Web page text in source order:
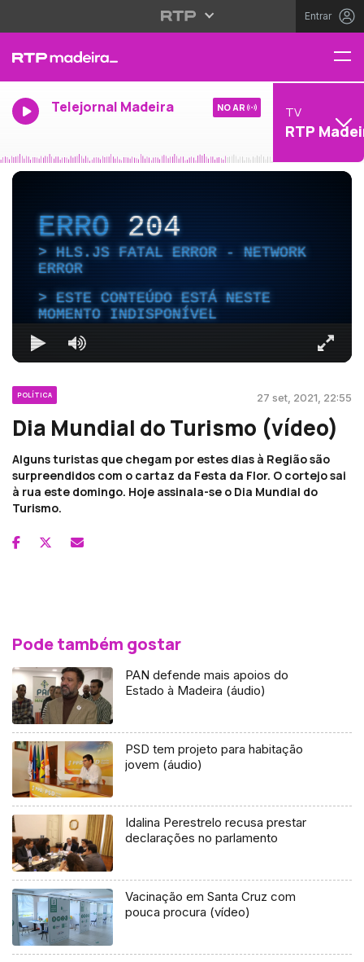
Entrar
Telejornal Madeira NO AR TV
RTP
ERRO204
HLS.JS FATAL ERROR - NETWORK
ERROR
ESTE CONTEÚDO ESTÁ NESTE
MOMENTO INDISPONÍVEL
POLÍTICA 27 set, 2021, 22:55
Dia Mundial do Turismo (vídeo)
Alguns turistas que chegam por estes dias à Região são
surpreendidos com o cartaz da Festa da Flor. O cortejo sai
à rua este domingo. Hoje assinala-se o Dia Mundial do
Turismo.
Pode também gostar
PAN defende mais apoios do
Estado à Madeira (áudio)
PSD tem projeto para habitação
jovem (áudio)
Idalina Perestrelo recusa prestar
declarações no parlamento
Vacinação em Santa Cruz com
pouca procura (vídeo)